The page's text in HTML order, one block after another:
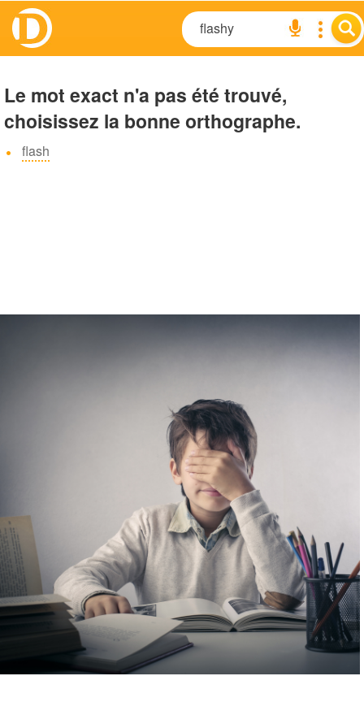
Le mot exact n'a pas été trouvé,
choisissez la bonne orthographe.
flash